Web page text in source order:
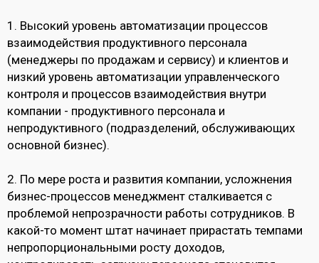
1. Высокий уровень автоматизации процессов
взаимодействия продуктивного персонала
(менеджеры по продажам и сервису) и клиентов и
низкий уровень автоматизации управленческого
контроля и процессов взаимодействия внутри
компании - продуктивного персонала и
непродуктивного (подразделений, обслуживающих
основной бизнес).
2. По мере роста и развития компании, усложнения
бизнес-процессов менеджмент сталкивается с
проблемой непрозрачности работы сотрудников. В
какой-то момент штат начинает прирастать темпами
непропорциональными росту доходов,